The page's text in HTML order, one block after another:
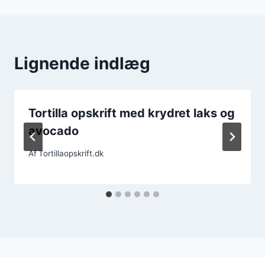
Lignende indlæg
Tortilla opskrift med krydret laks og
avocado
AfTortillaopskrift.dk